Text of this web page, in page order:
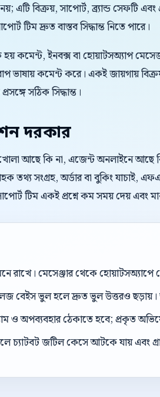
বিক্রয়, সাপোর্ট, ব্র্যান্ড সেফটি এবং
টিম দ্রুত বাস্তব সিদ্ধান্ত নিতে পারে।
কমেন্ট, ইনবক্স বা হোয়াটসঅ্যাপ
ভাষায় কমেন্ট করে। একই জায়গায়
সঠিক সিদ্ধান্ত।
দরকার
আছে কি না, এজেন্ট অনলাইনে আছে
তথ্য সংগ্রহ, অর্ডার বা বুকিং
টিম একই প্রশ্নে কম সময় দেয় এবং
রাখে। মেসেঞ্জার থেকে
বেইস ভুল হলে দ্রুত ভুল উত্তরও
ও অপব্যবহার ঠেকাতে হবে; প্রকৃত
চ্যাটবট জটিল কেসে আটকে যায় এবং